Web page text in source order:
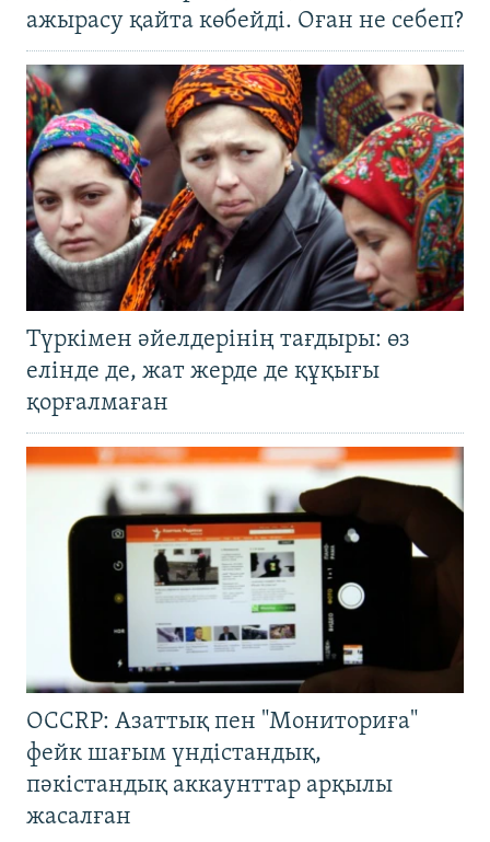
ажырасу қайта көбейді. Оған не себеп?
Түркімен әйелдерінің тағдыры: өз
елінде де, жат жерде де құқығы
қорғалмаған
OCCRP: Азаттық пен "Мониториға"
фейк шағым үндістандық,
пәкістандық аккаунттар арқылы
жасалған